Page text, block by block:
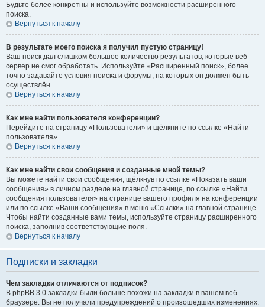
Будьте более конкретны и используйте возможности расширенного
поиска.
Вернуться к началу
В результате моего поиска я получил пустую страницу!
Ваш поиск дал слишком большое количество результатов, которые веб-
сервер не смог обработать. Используйте «Расширенный поиск», более
точно задавайте условия поиска и форумы, на которых он должен быть
осуществлён.
Вернуться к началу
Как мне найти пользователя конференции?
Перейдите на страницу «Пользователи» и щёлкните по ссылке «Найти
пользователя».
Вернуться к началу
Как мне найти свои сообщения и созданные мной темы?
Вы можете найти свои сообщения, щёлкнув по ссылке «Показать ваши
сообщения» в личном разделе на главной странице, по ссылке «Найти
сообщения пользователя» на странице вашего профиля на конференции
или по ссылке «Ваши сообщения» в меню «Ссылки» на главной странице.
Чтобы найти созданные вами темы, используйте страницу расширенного
поиска, заполнив соответствующие поля.
Вернуться к началу
Подписки и закладки
Чем закладки отличаются от подписок?
В phpBB 3.0 закладки были больше похожи на закладки в вашем веб-
браузере. Вы не получали предупреждений о произошедших изменениях.